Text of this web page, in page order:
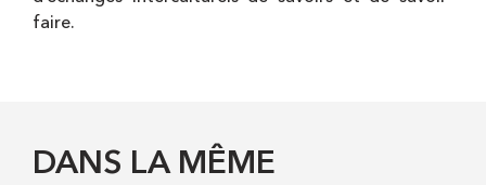
faire.
DANS LA MÊME